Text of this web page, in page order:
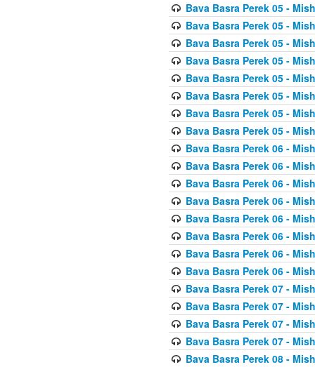
Bava Basra Perek 05 -
Bava Basra Perek 05 -
Bava Basra Perek 05 -
Bava Basra Perek 05 -
Bava Basra Perek 05 -
Bava Basra Perek 05 -
Bava Basra Perek 05 -
Bava Basra Perek 05 -
Bava Basra Perek 06 -
Bava Basra Perek 06 -
Bava Basra Perek 06 -
Bava Basra Perek 06 -
Bava Basra Perek 06 -
Bava Basra Perek 06 -
Bava Basra Perek 06 -
Bava Basra Perek 06 -
Bava Basra Perek 07 -
Bava Basra Perek 07 -
Bava Basra Perek 07 -
Bava Basra Perek 07 -
Bava Basra Perek 08 -